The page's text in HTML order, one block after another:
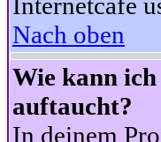
Nach oben
Wie kann
auftaucht?
In deinem